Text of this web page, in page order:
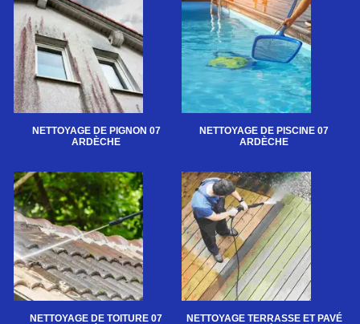
NETTOYAGE DE PIGNON 07
ARDÈCHE
NETTOYAGE DE PISCINE 07
ARDÈCHE
NETTOYAGE DE TOITURE 07
NETTOYAGE TERRASSE ET PAVÉ